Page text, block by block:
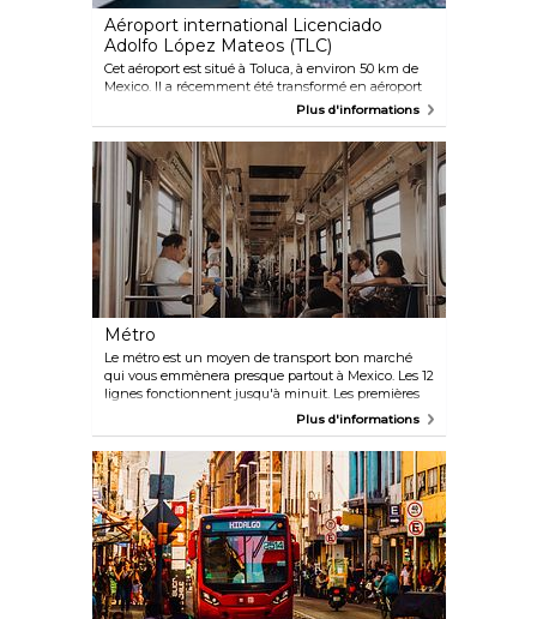
Aéroport international Licenciado
Adolfo López Mateos (TLC)
Cet aéroport est situé à Toluca, à environ 50 km de
Mexico. Il a récemment été transformé en aéroport
international et il n'est pas aussi facilement
accessible que l'aéroport international de Mexico. Si
vous arrivez ou partez de l'aéroport international
Licenciado Adolfo López Mateos, prendre un taxi ou
louer une voiture sont vos meilleures options.
Plus d'informations
Métro
Le métro est un moyen de transport bon marché
qui vous emmènera presque partout à Mexico. Les 12
lignes fonctionnent jusqu'à minuit. Les premières
voitures de chaque train sont réservées aux femmes
heures de pointe. Les trains sont pleins, et les
pickpockets en profitent souvent. Les billets de
métro STC sont parmi les moins chers au monde.
Les billets peuvent être achetés aux distributeurs
automatiques de chaque station, ou vous pouvez
vous procurer une Metrocard rechargeable.
Plus d'informations